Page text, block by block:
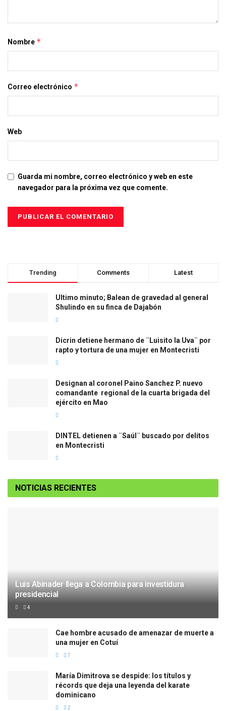
Nombre *
Correo electrónico *
Web
Guarda mi nombre, correo electrónico y web en este
navegador para la próxima vez que comente.
Trending Comments Latest
Ultimo minuto; Balean de gravedad al general
Shulindo en su finca de Dajabón
Dicrin detiene hermano de ¨Luisito la Uva¨ por
rapto y tortura de una mujer en Montecristi
Designan al coronel Paino Sanchez P. nuevo
comandante regional de la cuarta brigada del
ejército en Mao
DINTEL detienen a ¨Saúl¨ buscado por delitos
en Montecristi
NOTICIAS RECIENTES
Luis Abinader llega a Colombia para investidura
presidencial
4
Cae hombre acusado de amenazar de muerte a
una mujer en Cotuí
7
María Dimitrova se despide: los títulos y
récords que deja una leyenda del karate
dominicano
2